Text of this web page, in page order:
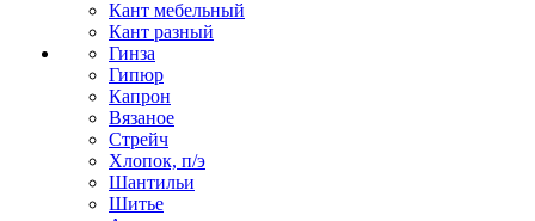
Кант мебельный
Кант разный
Гинза
Гипюр
Капрон
Вязаное
Стрейч
Хлопок, п/э
Шантильи
Шитье